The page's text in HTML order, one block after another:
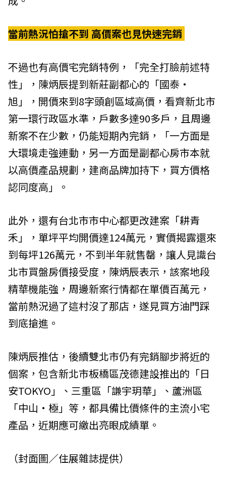
當前熱況怕搶不到 高價案也見快速完銷
不過也有高價宅完銷特例，「完全打臉前述特
性」，陳炳辰提到新莊副都心的「國泰‧
旭」，開價來到8字頭創區域高價，看齊新北市
第一環行政區水準，戶數多達90多戶，且周邊
新案不在少數，仍能短期內完銷，「一方面是
大環境走強連動，另一方面是副都心房市本就
以高價產品規劃，建商品牌加持下，買方價格
認同度高」。
此外，還有台北市市中心都更改建案「耕青
禾」，單坪平均開價達124萬元，實價揭露還來
到每坪126萬元，不到半年就售罄，讓人見識台
北市買盤房價接受度，陳炳辰表示，該案地段
精華機能強，周邊新案行情都在單價百萬元，
當前熱況過了這村沒了那店，遂見買方油門踩
到底搶進。
陳炳辰推估，後續雙北市仍有完銷腳步將近的
個案，包含新北市板橋區茂德建設推出的「日
安TOKYO」、三重區「謙宇玥華」、蘆洲區
「中山‧極」等，都具備比價條件的主流小宅
產品，近期應可繳出亮眼成績單。
（封面圖／住展雜誌提供）